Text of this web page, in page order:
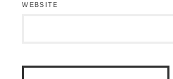
WEBSITE